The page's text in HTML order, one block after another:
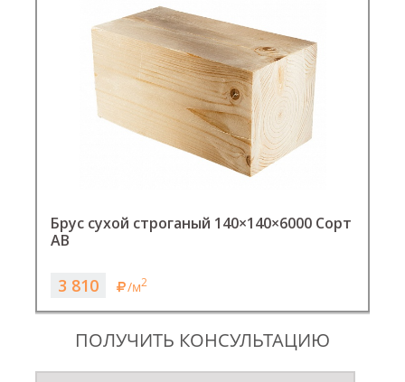
Брус сухой строганый 140×140×6000 Сорт
АВ
3 810 /м2
ПОЛУЧИТЬ КОНСУЛЬТАЦИЮ